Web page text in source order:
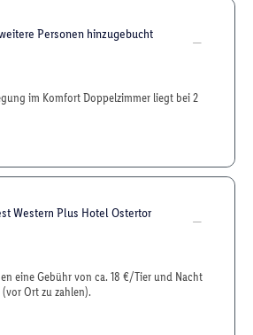
Personen hinzugebucht
im Komfort Doppelzimmer liegt bei 2
Western Plus Hotel Ostertor
eine Gebühr von ca. 18 €/Tier und Nacht
Ort zu zahlen).